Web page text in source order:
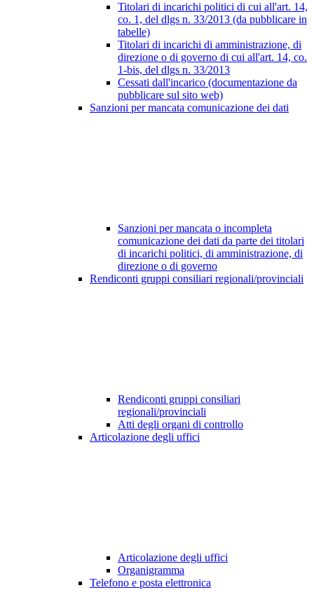
Titolari di incarichi politici di cui all'art. 14,
co. 1, del dlgs n. 33/2013 (da pubblicare in
tabelle)
Titolari di incarichi di amministrazione, di
direzione o di governo di cui all'art. 14, co.
1-bis, del dlgs n. 33/2013
Cessati dall'incarico (documentazione da
pubblicare sul sito web)
Sanzioni per mancata comunicazione dei dati
Sanzioni per mancata o incompleta
comunicazione dei dati da parte dei titolari
di incarichi politici, di amministrazione, di
direzione o di governo
Rendiconti gruppi consiliari regionali/provinciali
Rendiconti gruppi consiliari
regionali/provinciali
Atti degli organi di controllo
Articolazione degli uffici
Articolazione degli uffici
Organigramma
Telefono e posta elettronica